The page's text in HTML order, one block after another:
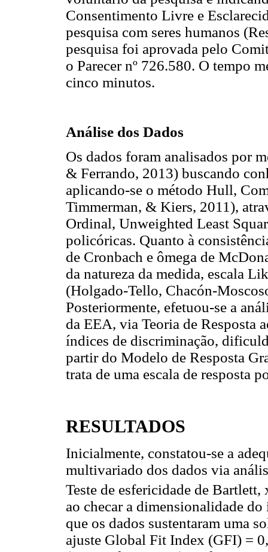
Consentimento Livre e
pesquisa com seres humanos
pesquisa foi aprovada pelo
o Parecer nº 726.580. O tempo
cinco minutos.
Análise dos Dados
Os dados foram analisados por
& Ferrando, 2013) buscando
aplicando-se o método Hull,
Timmerman, & Kiers, 2011),
Ordinal, Unweighted Least
policóricas. Quanto à
de Cronbach e ômega de
da natureza da medida, escala
(Holgado-Tello, Chacón-
Posteriormente, efetuou-se a
da EEA, via Teoria de Resposta
índices de discriminação,
partir do Modelo de Resposta
trata de uma escala de resposta
RESULTADOS
Inicialmente, constatou-se a
multivariado dos dados via
Teste de esfericidade de Bartlett,
ao checar a dimensionalidade
que os dados sustentaram uma
ajuste Global Fit Index (GFI) =